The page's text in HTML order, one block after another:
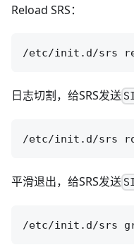
Reload SRS：
日志切割，给SRS发送
平滑退出，给SRS发送